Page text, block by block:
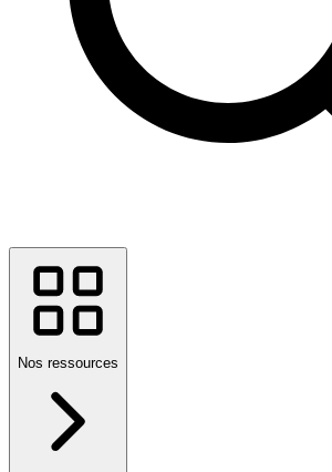
Nos ressources